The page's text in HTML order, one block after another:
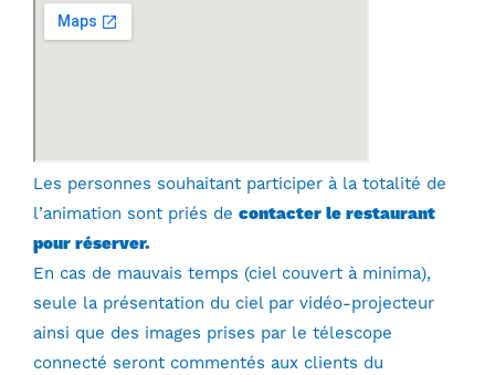
Les personnes souhaitant participer à la totalité de
l’animation sont priés de contacter le restaurant
pour réserver.
En cas de mauvais temps (ciel couvert à minima),
seule la présentation du ciel par vidéo-projecteur
ainsi que des images prises par le télescope
connecté seront commentés aux clients du